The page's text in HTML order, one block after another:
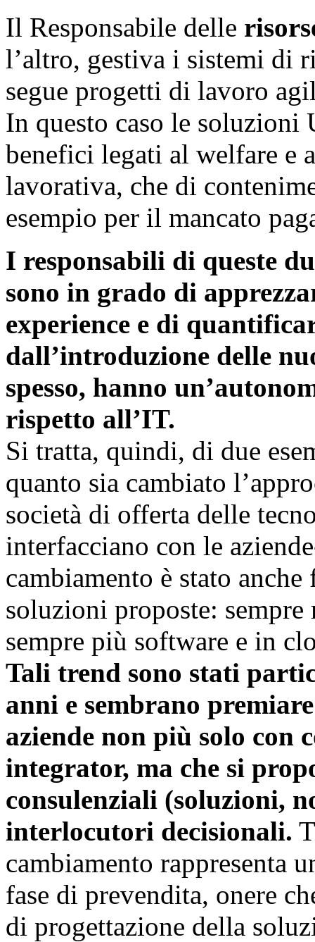
Il Responsabile delle
l’altro, gestiva i sistemi di
segue progetti di lavoro
In questo caso le soluzioni
benefici legati al welfare e
lavorativa, che di
esempio per il mancato
I responsabili di queste
sono in grado di
experience e di
dall’introduzione delle
spesso, hanno
rispetto all’IT.
Si tratta, quindi, di due
quanto sia cambiato
società di offerta delle
interfacciano con le
cambiamento è stato
soluzioni proposte: sempre
sempre più software e in
Tali trend sono stati
anni e sembrano
aziende non più solo con
integrator, ma che si
consulenziali (soluzioni,
interlocutori decisionali.
cambiamento rappresenta
fase di prevendita, onere
di progettazione della